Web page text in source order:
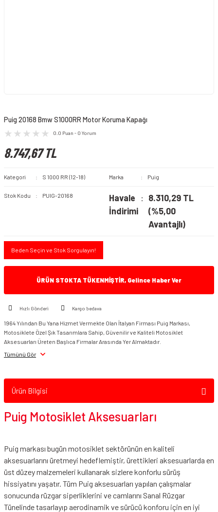
Puig 20168 Bmw S1000RR Motor Koruma Kapağı
0.0 Puan - 0 Yorum
8.747,67 TL
Kategori S 1000 RR (12-18) Marka Puig
Stok Kodu PUIG-20168
Havale
İndirimi
8.310,29 TL
(%5,00
Avantajlı)
Beden Seçin ve Stok Sorgulayın!
ÜRÜN STOKTA TÜKENMİŞTİR, Gelince Haber Ver
Hızlı Gönderi Kargo bedava
1964 Yılından Bu Yana Hizmet Vermekte Olan İtalyan Firması Puig Markası,
Motosiklete Özel Şık Tasarımlara Sahip, Güvenilir ve Kaliteli Motosiklet
Aksesuarları Üreten Başlıca Firmalar Arasında Yer Almaktadır.
Tümünü Gör
Ürün Bilgisi
Puig Motosiklet Aksesuarları
Puig markası bugün motosiklet sektörünün en kaliteli
aksesuarlarını üretmeyi hedeflemiştir, ürettikleri aksesuarlarda en
üst düzey malzemeleri kullanarak sizlere konforlu sürüş
hissiyatını yaşatır. Tüm Puig aksesuarları yapılan çalışmalar
sonucunda rüzgar siperliklerini ve camlarını Sanal Rüzgar
Tünelinde tasarlayıp aerodinamik ve sürücü konforu için en iyi